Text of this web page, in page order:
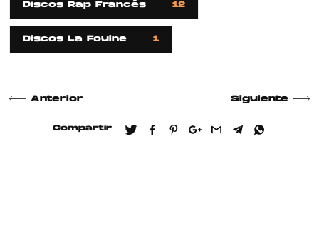
Discos Rap Francés 12
Discos La Fouine 1
Anterior Siguiente
Compartir